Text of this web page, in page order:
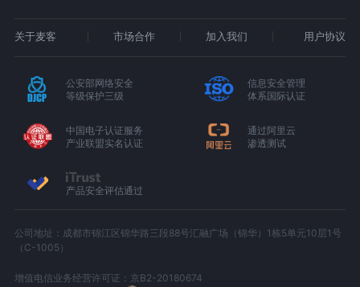
关于麦客 市场合作 加入我们 用户协议
公安部网络安全
等级保护三级
信息安全管理
体系国际认证
中国电子认证服务
产业联盟实名认证
通过阿里云
渗透测试
产品安全评估通过
公司地址：成都市锦江区锦华路三段88号汇融广场（锦华）1栋5单元10层1号
（C-1005）
增值电信业务经营许可证：京B2-20180674